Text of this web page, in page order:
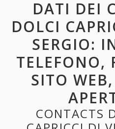
DATI DEI
DOLCI
SERGIO:
TELEFONO,
SITO
CONTACTS